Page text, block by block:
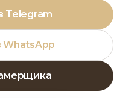
Telegram
WhatsApp